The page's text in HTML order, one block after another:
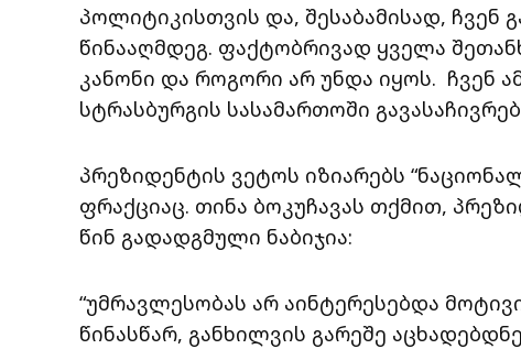
პოლიტიკისთვის და, შესაბამისად, ჩვენ
წინააღმდეგ. ფაქტობრივად ყველა
კანონი და როგორი არ უნდა იყოს. ჩვენ
სტრასბურგის სასამართოში
პრეზიდენტის ვეტოს იზიარებს
ფრაქციაც. თინა ბოკუჩავას თქმით,
წინ გადადგმული ნაბიჯია:
“უმრავლესობას არ აინტერესებდა
წინასწარ, განხილვის გარეშე